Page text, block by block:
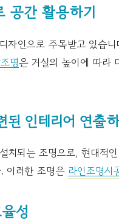
공간 활용하기
자인으로 주목받고 있습
명은 거실의 높이에 따라
된 인테리어 연출
치되는 조명으로, 현대적
이러한 조명은 라인조명시
성